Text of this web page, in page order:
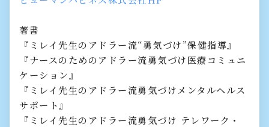
著書
『ミレイ先生のアドラー流“勇気づけ”保健指導』
『ナースのためのアドラー流勇気づけ医療コミュニ
ケーション』
『ミレイ先生のアドラー流勇気づけメンタルヘルス
サポート』
『ミレイ先生のアドラー流勇気づけ テレワーク・